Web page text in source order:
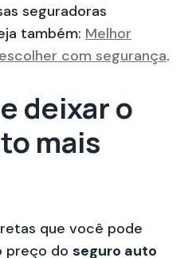
seguradoras
também: Melhor
com segurança.
deixar o
mais
que você pode
preço do seguro auto